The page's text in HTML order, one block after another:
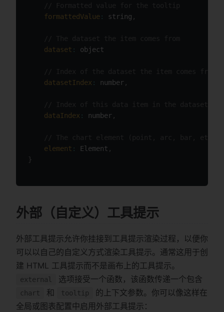
formattedValue : string ,
dataset : object
datasetIndex : number ,
dataIndex : number ,
element : Element ,
}
外部（自定义）工具提示
外部工具提示允许你挂接到工具提示渲染过程，以便你
可以以自己的自定义方式渲染工具提示。通常这用于创
建 HTML 工具提示而不是画布上的工具提示。
external 选项接受一个函数，该函数传递一个包含
chart 和 tooltip
的上下文参数。你可以像这样在
全局或图表配置中启用外部工具提示：